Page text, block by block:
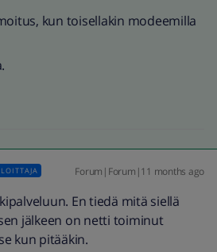
kun toisellakin modeemilla
Forum|Forum|11 months ago
En tiedä mitä siellä
jälkeen on netti toiminut
kun pitääkin.